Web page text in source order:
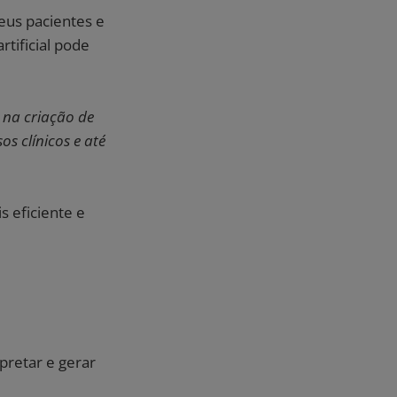
pacientes e
pode
criação de
clínicos e até
eficiente e
e gerar